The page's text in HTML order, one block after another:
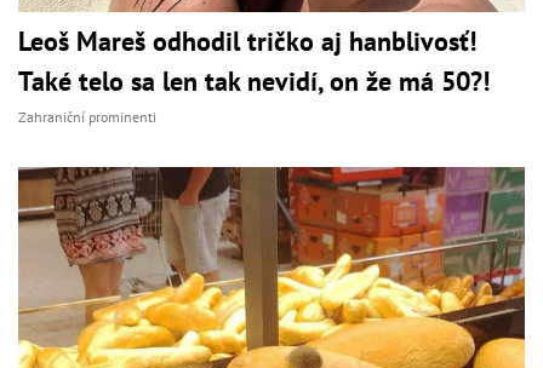
Leoš Mareš odhodil tričko aj hanblivosť!
Také telo sa len tak nevidí, on že má 50?!
Zahraniční prominenti